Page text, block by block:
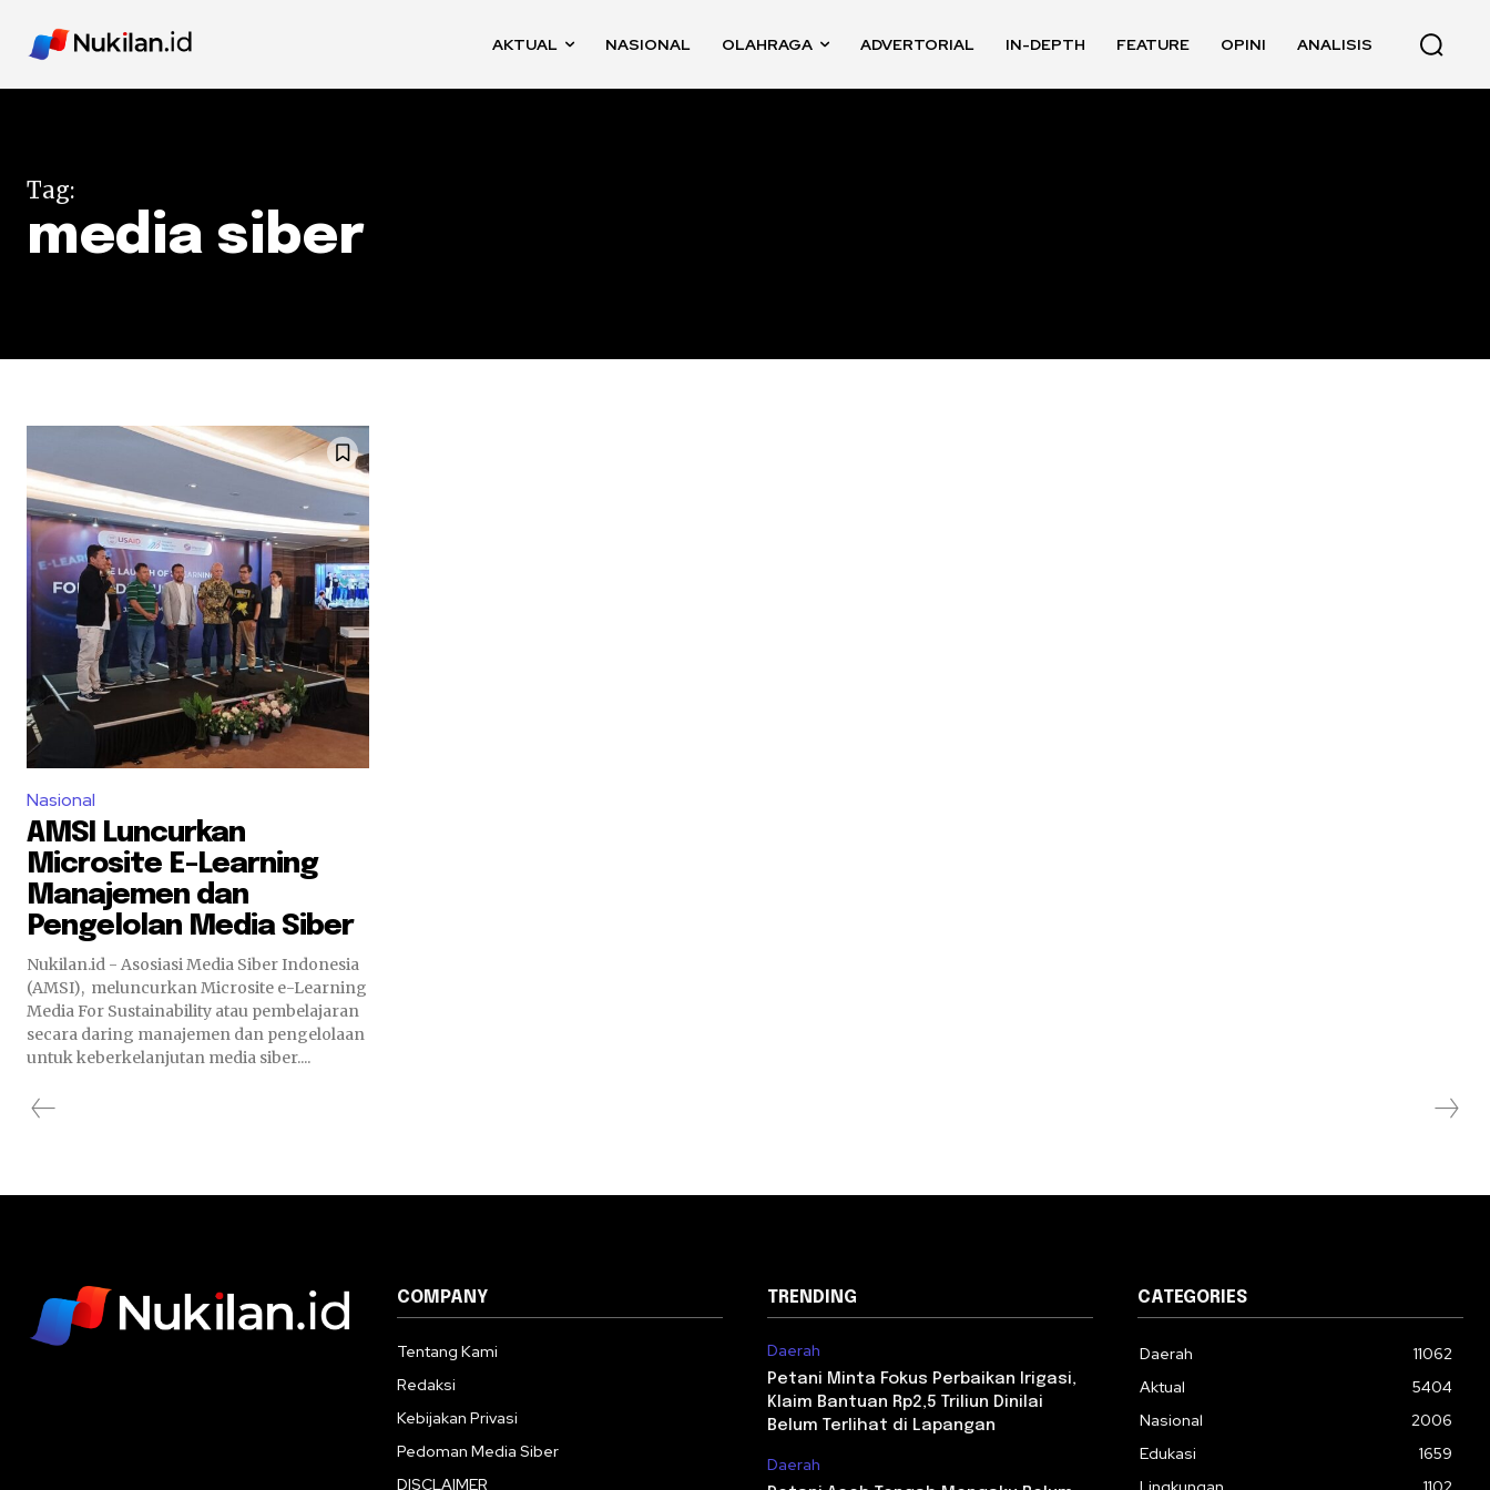
AKTUAL NASIONAL OLAHRAGA ADVERTORIAL IN-DEPTH FEATURE OPINI ANALISIS
Tag:
media siber
Nasional
AMSI Luncurkan
Microsite E-Learning
Manajemen dan
Pengelolan Media Siber
Nukilan.id - Asosiasi Media Siber Indonesia
(AMSI), meluncurkan Microsite e-Learning
Media For Sustainability atau pembelajaran
secara daring manajemen dan pengelolaan
untuk keberkelanjutan media siber....
COMPANY
Tentang Kami
Redaksi
Kebijakan Privasi
Pedoman Media Siber
DISCLAIMER
TRENDING
Daerah
Petani Minta Fokus Perbaikan Irigasi,
Klaim Bantuan Rp2,5 Triliun Dinilai
Belum Terlihat di Lapangan
Daerah
CATEGORIES
Daerah
11062
Aktual
5404
Nasional
2006
Edukasi
1659